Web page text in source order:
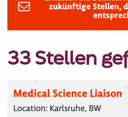
zukünftige Stellen,
33 Stellen
Medical Science Liaison
Location: Karlsruhe, BW